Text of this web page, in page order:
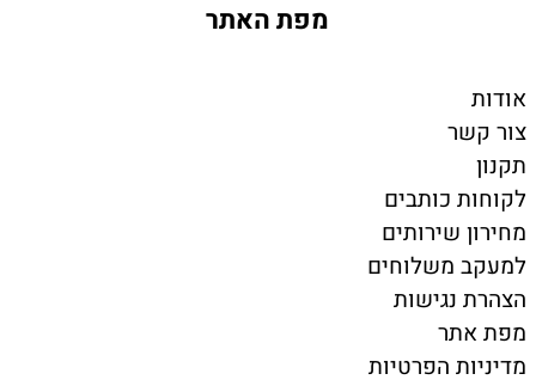
מפת האתר
אודות
צור קשר
תקנון
לקוחות כותבים
מחירון שירותים
למעקב משלוחים
הצהרת נגישות
מפת אתר
מדיניות הפרטיות